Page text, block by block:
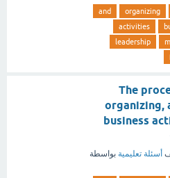
organizing
and
activities
leadership
The
organizing,
business
أسئلة تعليمية بواسطة